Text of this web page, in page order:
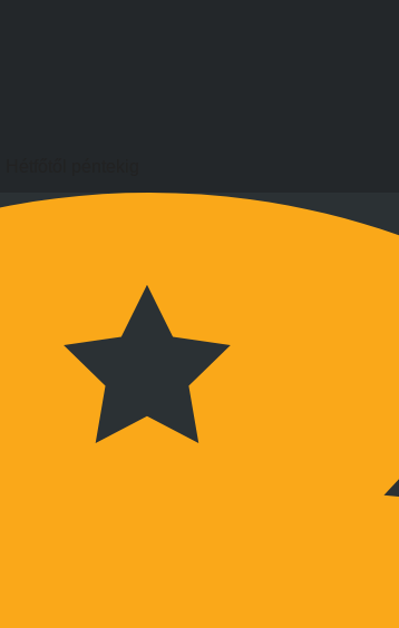
9:00 és 17:00 óra között